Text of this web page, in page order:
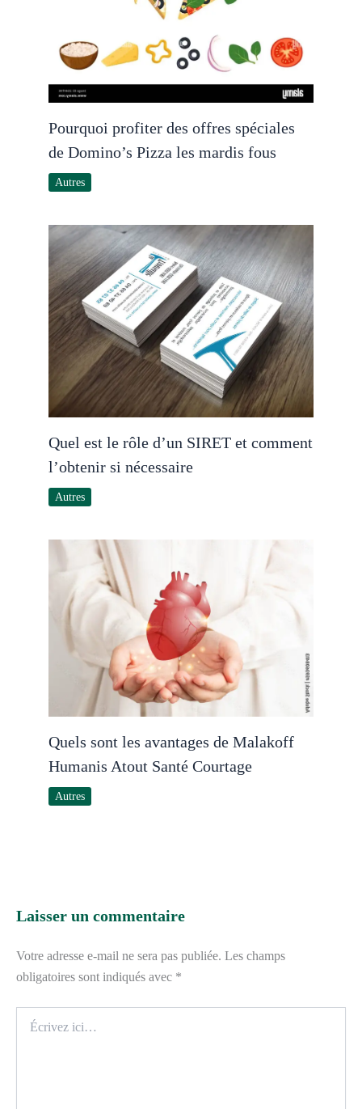
Pourquoi profiter des offres spéciales
de Domino’s Pizza les mardis fous
Autres
Quel est le rôle d’un SIRET et comment
l’obtenir si nécessaire
Autres
Quels sont les avantages de Malakoff
Humanis Atout Santé Courtage
Autres
Laisser un commentaire
Votre adresse e-mail ne sera pas publiée. Les champs
obligatoires sont indiqués avec *
ici…